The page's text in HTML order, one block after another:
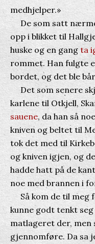
medhjelper.»
De som satt
opp i blikket til
huske og en gang ta
rommet. Han fulgte
bordet, og det ble
Det som senere
karlene til Otkjell,
sauene, da han så
kniven og beltet til
tok det med til
og kniven igjen, og
hadde hatt på de
noe med brannen i
Så kom de til meg
kunne godt tenkt
matlageret der, men
gjennomføre. Da sa